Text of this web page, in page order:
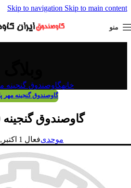
Skip to navigation Skip to main content
منو
خانهگاوصندوق گنجینه
گاوصندوق گنجینه مهر
گاوصندوق گنجینه GS_650
موحدیفعال 1 اکتبر, 2020